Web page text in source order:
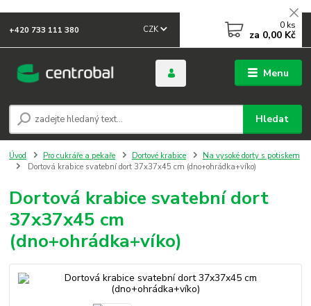
Menu
CZK
Hledat
+420 733 111 380 0 ks
za 0,00 Kč
Úvod Pro cukráře a pekaře Dortové krabice
Na vysoké dorty s potiskem
Dortová krabice svatební dort 37x37x45 cm (dno+ohrádka+víko)
Dortová krabice svatební dort
37x37x45 cm
(dno+ohrádka+víko)